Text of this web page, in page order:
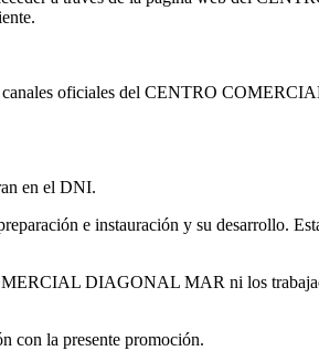
canales oficiales del CENTRO
en el DNI.
e instauración y su desarrollo.
DIAGONAL MAR ni los
con la presente promoción.